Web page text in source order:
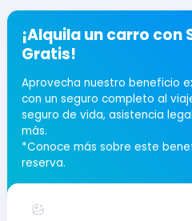
¡Alquila un carro con
Gratis!
Aprovecha nuestro beneficio
con un seguro completo al
seguro de vida, asistencia
más.
*Conoce más sobre este
reserva.